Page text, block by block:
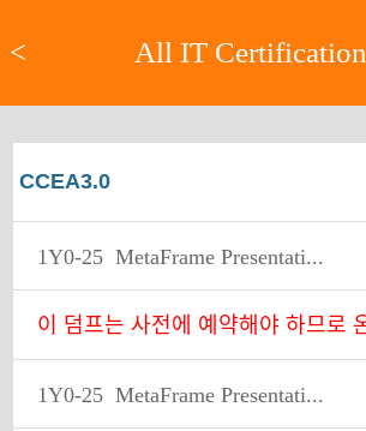
< All IT Certification
CCEA3.0
1Y0-25 MetaFrame Presentati...
1Y0-25 MetaFrame Presentati...